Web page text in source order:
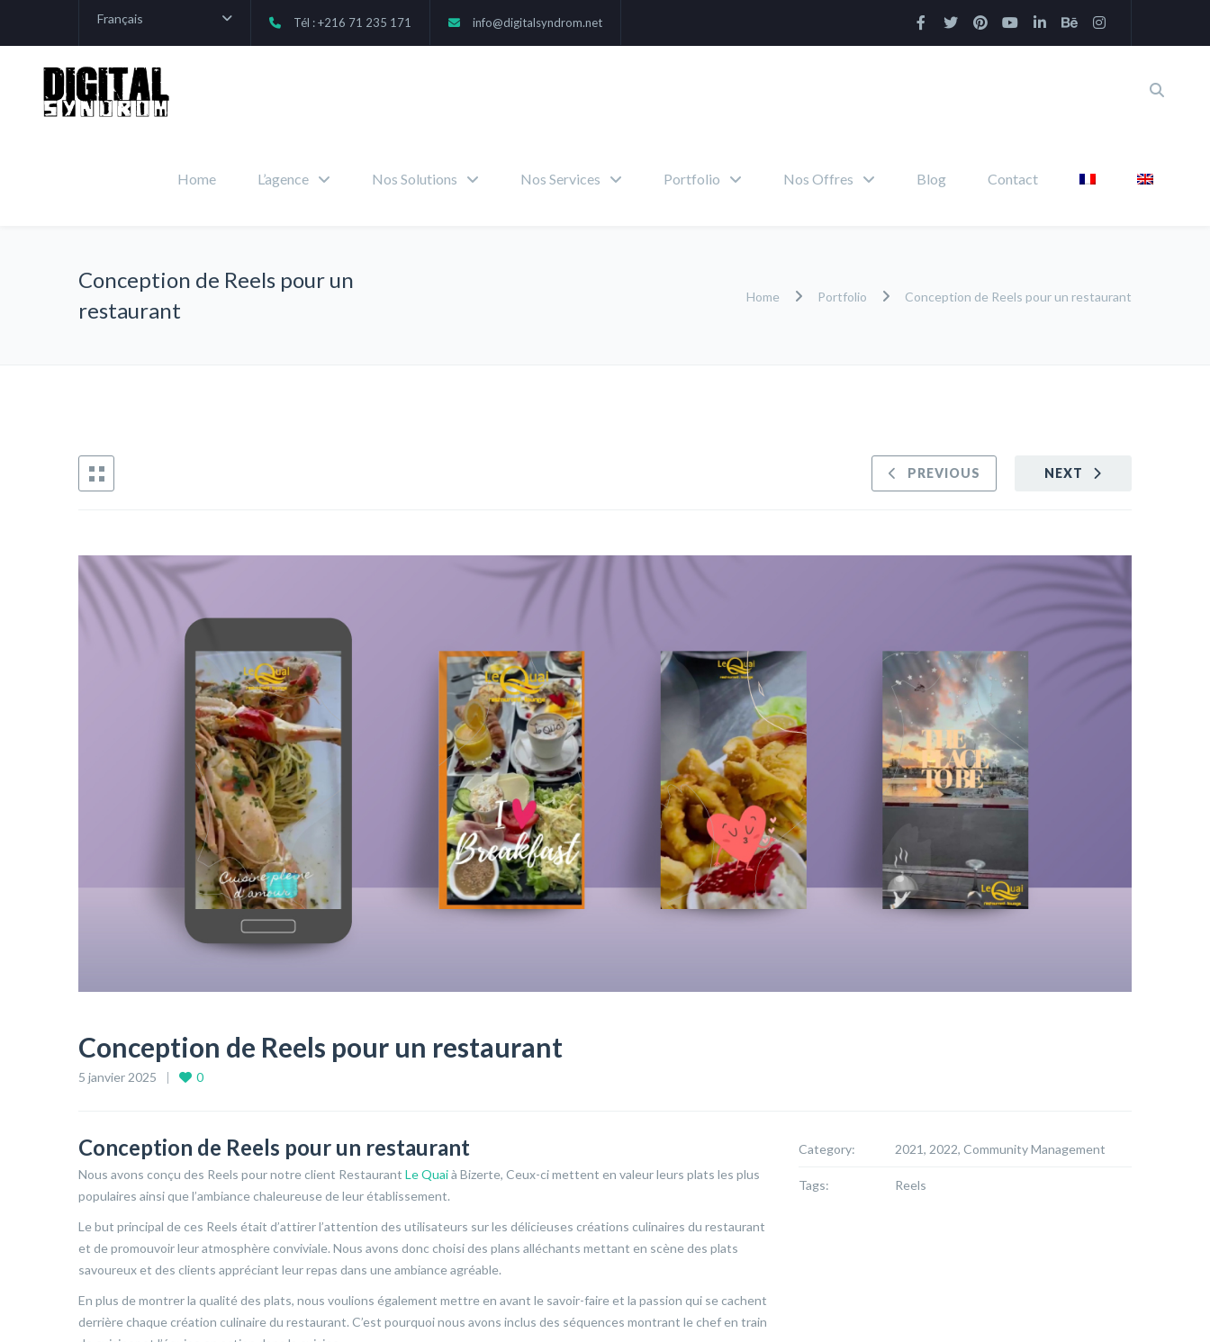
Français Tél : +216 71 235 171 info@digitalsyndrom.net
Home L’agence Nos Solutions Nos Services Portfolio Nos Offres Blog Contact
Conception de Reels pour un
restaurant
Home Portfolio Conception de Reels pour un restaurant
NEXT
PREVIOUS
Conception de Reels pour un restaurant
5 janvier 2025 0
Conception de Reels pour un restaurant
Nous avons conçu des Reels pour notre client Restaurant Le Quaià Bizerte, Ceux-ci mettent en valeur leurs plats les plus
populaires ainsi que l’ambiance chaleureuse de leur établissement.
Le but principal de ces Reels était d’attirer l’attention des utilisateurs sur les délicieuses créations culinaires du restaurant
et de promouvoir leur atmosphère conviviale. Nous avons donc choisi des plans alléchants mettant en scène des plats
savoureux et des clients appréciant leur repas dans une ambiance agréable.
En plus de montrer la qualité des plats, nous voulions également mettre en avant le savoir-faire et la passion qui se cachent
derrière chaque création culinaire du restaurant. C’est pourquoi nous avons inclus des séquences montrant le chef en train
Category: 2021, 2022, Community Management
Tags: Reels